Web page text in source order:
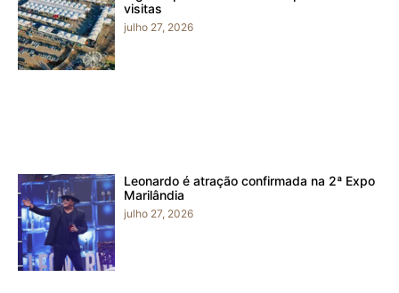
visitas
julho 27, 2026
Leonardo é atração confirmada na 2ª Expo
Marilândia
julho 27, 2026